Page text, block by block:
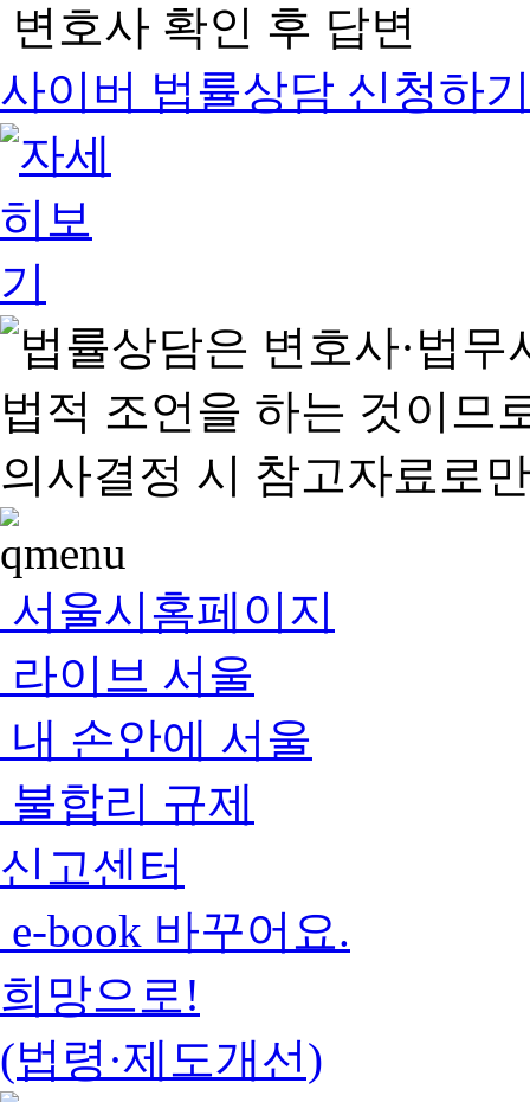
변호사 확인 후 답변
사이버 법률상담 신청하기
서울시홈페이지
라이브 서울
내 손안에 서울
불합리 규제
신고센터
e-book 바꾸어요.
희망으로!
(법령·제도개선)